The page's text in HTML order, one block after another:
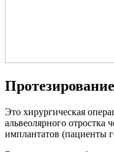
Это хирургическая
альвеолярного отростка
имплантатов (пациенты